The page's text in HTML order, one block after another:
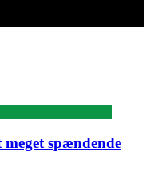
spændende